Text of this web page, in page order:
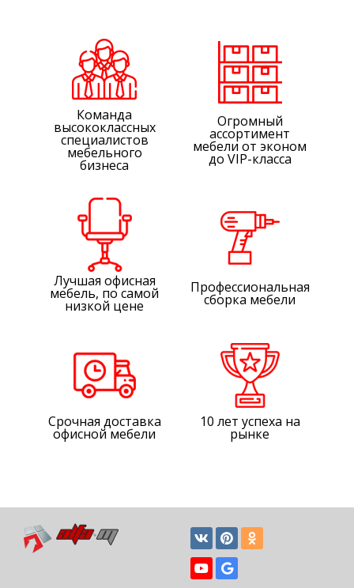
Команда
высококлассных
специалистов
мебельного
бизнеса
Огромный
ассортимент
мебели от эконом
до VIP-класса
Лучшая офисная
мебель, по самой
низкой цене
Профессиональная
сборка мебели
Срочная доставка
офисной мебели
10 лет успеха на
рынке